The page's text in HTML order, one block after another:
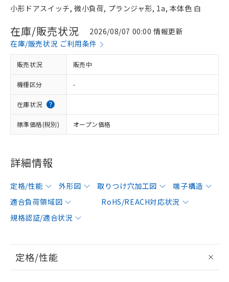
小形ドアスイッチ, 微小負荷, プランジャ形, 1a, 本体色 白
在庫/販売状況
2026/08/07 00:00 情報更新
在庫/販売状況 ご利用条件
販売状況 販売中
機種区分 -
在庫状況
標準価格(税別) オープン価格
詳細情報
定格/性能 外形図 取りつけ穴加工図
端子構造
適合負荷領域図
RoHS/REACH対応状況
規格認証/適合状況
定格/性能